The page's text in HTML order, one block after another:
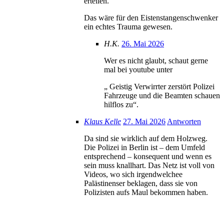
Das wäre für den Eistenstangenschwenker
ein echtes Trauma gewesen.
H.K. 26. Mai 2026
Wer es nicht glaubt, schaut gerne
mal bei youtube unter
„ Geistig Verwirrter zerstört Polizei
Fahrzeuge und die Beamten schauen
hilflos zu“.
Klaus Kelle 27. Mai 2026 Antworten
Da sind sie wirklich auf dem Holzweg.
Die Polizei in Berlin ist – dem Umfeld
entsprechend – konsequent und wenn es
sein muss knallhart. Das Netz ist voll von
Videos, wo sich irgendwelchee
Palästinenser beklagen, dass sie von
Polizisten aufs Maul bekommen haben.